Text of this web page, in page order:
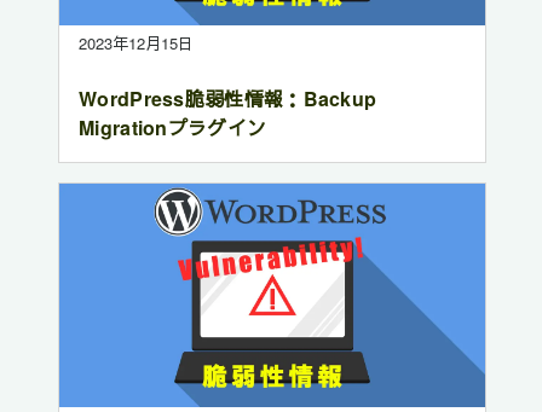
2023年12月15日
WordPress脆弱性情報：Backup
Migrationプラグイン